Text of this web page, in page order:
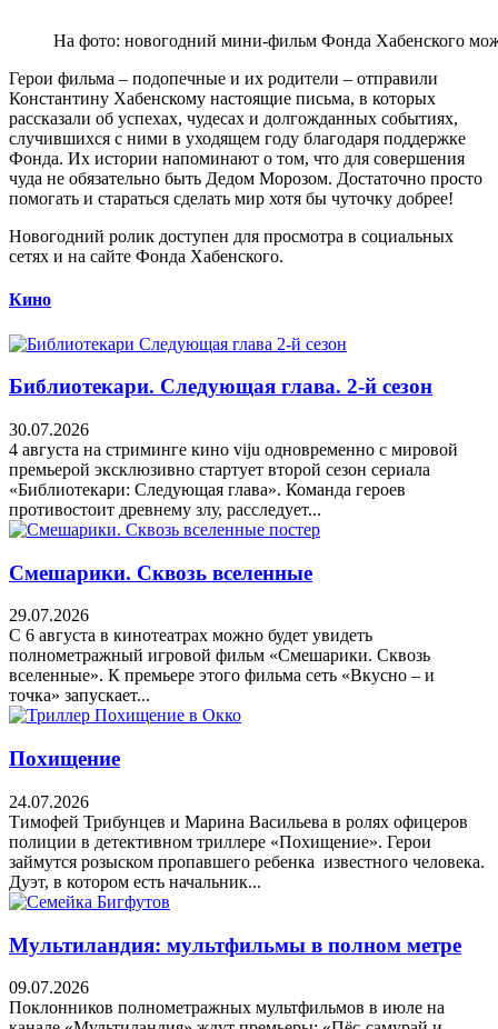
На фото: новогодний мини-фильм Фонда Хабенского
Герои фильма – подопечные и их родители – отправили
Константину Хабенскому настоящие письма, в которых
рассказали об успехах, чудесах и долгожданных событиях,
случившихся с ними в уходящем году благодаря поддержке
Фонда. Их истории напоминают о том, что для совершения
чуда не обязательно быть Дедом Морозом. Достаточно просто
помогать и стараться сделать мир хотя бы чуточку добрее!
Новогодний ролик доступен для просмотра в социальных
сетях и на сайте Фонда Хабенского.
Кино
Библиотекари. Следующая глава. 2-й сезон
30.07.2026
4 августа на стриминге кино viju одновременно с мировой
премьерой эксклюзивно стартует второй сезон сериала
«Библиотекари: Следующая глава». Команда героев
противостоит древнему злу, расследует...
Смешарики. Сквозь вселенные
29.07.2026
С 6 августа в кинотеатрах можно будет увидеть
полнометражный игровой фильм «Смешарики. Сквозь
вселенные». К премьере этого фильма сеть «Вкусно – и
точка» запускает...
Похищение
24.07.2026
Тимофей Трибунцев и Марина Васильева в ролях офицеров
полиции в детективном триллере «Похищение». Герои
займутся розыском пропавшего ребенка известного человека.
Дуэт, в котором есть начальник...
Мультиландия: мультфильмы в полном метре
09.07.2026
Поклонников полнометражных мультфильмов в июле на